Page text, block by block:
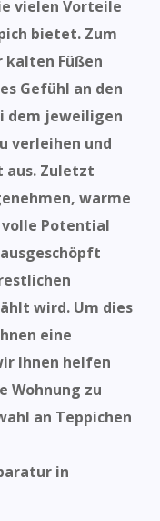
vielen Vorteile
bietet. Zum
kalten Füßen
Gefühl an den
dem jeweiligen
verleihen und
aus. Zuletzt
warme
volle Potential
wird. Um dies
eine
Ihnen helfen
Wohnung zu
an Teppichen
in